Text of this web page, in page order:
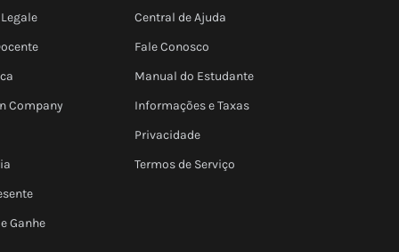
Company
Ganhe
Central de Ajuda
Fale Conosco
Manual do Estudante
Informações e Taxas
Privacidade
Termos de Serviço